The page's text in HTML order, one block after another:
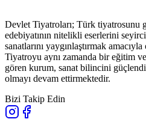
Devlet Tiyatroları; Türk tiyatrosunu
edebiyatının nitelikli eserlerini
sanatlarını yaygınlaştırmak
Tiyatroyu aynı zamanda bir eğitim
gören kurum, sanat bilincini
olmayı devam ettirmektedir.
Bizi Takip Edin